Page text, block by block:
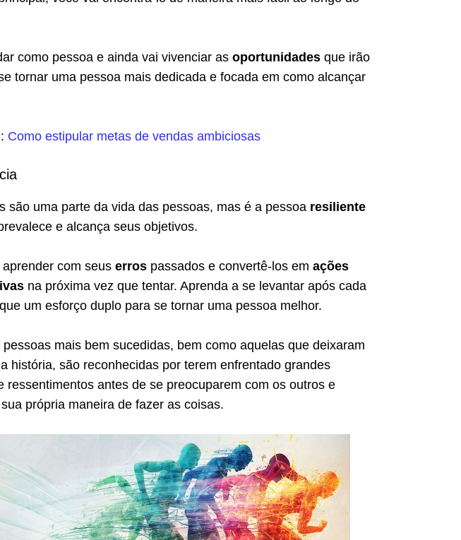
como pessoa e ainda vai vivenciar as oportunidades que irão
tornar uma pessoa mais dedicada e focada em como alcançar
Como estipular metas de vendas ambiciosas
são uma parte da vida das pessoas, mas é a pessoa resiliente
e alcança seus objetivos.
com seus erros passados e convertê-los em ações
na próxima vez que tentar. Aprenda a se levantar após cada
um esforço duplo para se tornar uma pessoa melhor.
mais bem sucedidas, bem como aquelas que deixaram
história, são reconhecidas por terem enfrentado grandes
ressentimentos antes de se preocuparem com os outros e
própria maneira de fazer as coisas.